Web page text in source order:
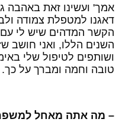
ועשינו זאת באהבה
למטפלת צמודה
המדהים שיש לי עם
הללו, ואני חושב
לטיפול שלי
וחמה ומברך על כך.
מה אתה מאחל